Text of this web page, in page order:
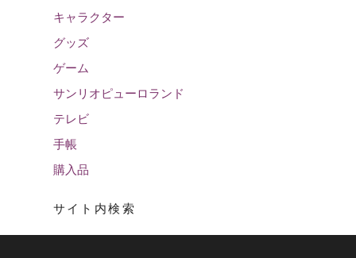
キャラクター
グッズ
ゲーム
サンリオピューロランド
テレビ
手帳
購入品
サイト内検索